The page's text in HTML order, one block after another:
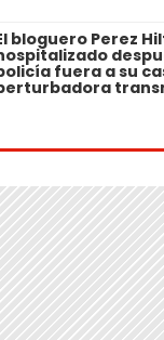
bloguero Perez
fuera a su